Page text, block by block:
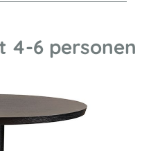
4-6 personen